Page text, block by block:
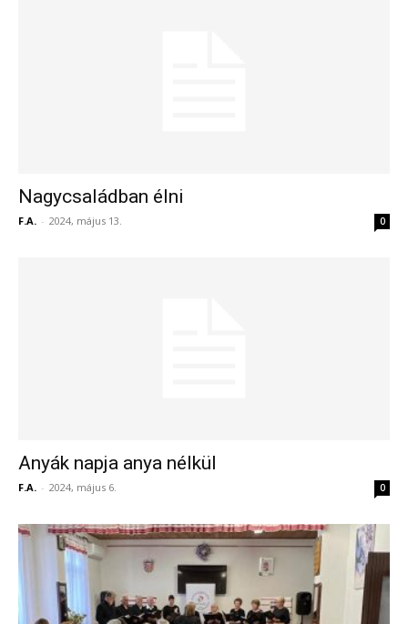
Nagycsaládban élni
F.A. - 2024, május 13. 0
Anyák napja anya nélkül
F.A. - 2024, május 6. 0